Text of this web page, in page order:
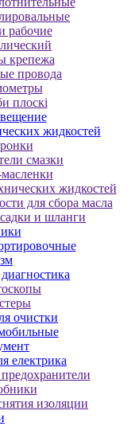
рабочие
крепежа
провода
плоскі
жидкостей
смазки
жидкостей
для сбора масла
и шланги
очистки
електрика
изоляции